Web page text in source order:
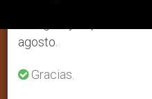
Al presidente
que favorece el
agosto.
Gracias.